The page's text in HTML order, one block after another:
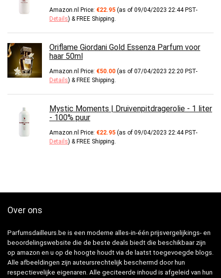
Amazon.nl Price: €22.95 (as of 09/04/2023 22:44 PST-
Details) &FREE Shipping.
Oriflame Giordani Gold Essenza Parfum voor
haar 50ml
Amazon.nl Price: €50.00 (as of 07/04/2023 22:20 PST-
Details) &FREE Shipping.
Mystic Moments | Druivenpitdragerolie - 1 liter
- 100% puur
Amazon.nl Price: €22.95 (as of 09/04/2023 22:44 PST-
Details) &FREE Shipping.
Over ons
Parfumsdailleurs.be is een moderne alles-in-één prijsvergelijkings- en
beoordelingswebsite die de beste deals biedt die beschikbaar zijn
op amazon en u op de hoogte houdt via de laatst toegevoegde blogs.
Alle afbeeldingen zijn auteursrechtelijk beschermd door hun
respectievelijke eigenaren. Alle geciteerde inhoud is afgeleid van hun